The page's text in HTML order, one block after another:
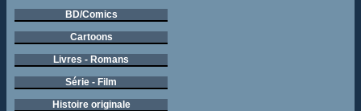
BD/Comics
Cartoons
Livres - Romans
Série - Film
Histoire originale